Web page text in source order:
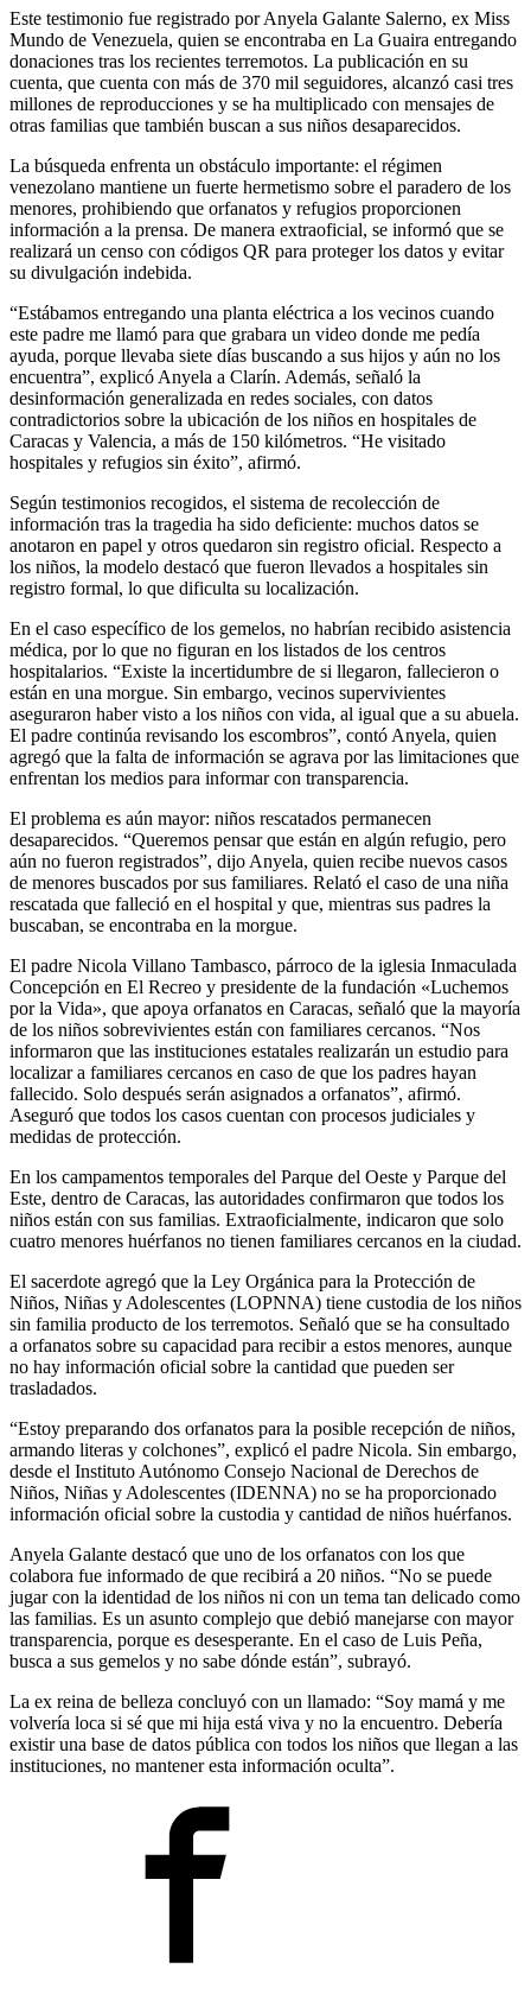
Este testimonio fue registrado por Anyela Galante Salerno, ex Miss
Mundo de Venezuela, quien se encontraba en La Guaira entregando
donaciones tras los recientes terremotos. La publicación en su
cuenta, que cuenta con más de 370 mil seguidores, alcanzó casi tres
millones de reproducciones y se ha multiplicado con mensajes de
otras familias que también buscan a sus niños desaparecidos.
La búsqueda enfrenta un obstáculo importante: el régimen
venezolano mantiene un fuerte hermetismo sobre el paradero de los
menores, prohibiendo que orfanatos y refugios proporcionen
información a la prensa. De manera extraoficial, se informó que se
realizará un censo con códigos QR para proteger los datos y evitar
su divulgación indebida.
“Estábamos entregando una planta eléctrica a los vecinos cuando
este padre me llamó para que grabara un video donde me pedía
ayuda, porque llevaba siete días buscando a sus hijos y aún no los
encuentra”, explicó Anyela a Clarín. Además, señaló la
desinformación generalizada en redes sociales, con datos
contradictorios sobre la ubicación de los niños en hospitales de
Caracas y Valencia, a más de 150 kilómetros. “He visitado
hospitales y refugios sin éxito”, afirmó.
Según testimonios recogidos, el sistema de recolección de
información tras la tragedia ha sido deficiente: muchos datos se
anotaron en papel y otros quedaron sin registro oficial. Respecto a
los niños, la modelo destacó que fueron llevados a hospitales sin
registro formal, lo que dificulta su localización.
En el caso específico de los gemelos, no habrían recibido asistencia
médica, por lo que no figuran en los listados de los centros
hospitalarios. “Existe la incertidumbre de si llegaron, fallecieron o
están en una morgue. Sin embargo, vecinos supervivientes
aseguraron haber visto a los niños con vida, al igual que a su abuela.
El padre continúa revisando los escombros”, contó Anyela, quien
agregó que la falta de información se agrava por las limitaciones que
enfrentan los medios para informar con transparencia.
El problema es aún mayor: niños rescatados permanecen
desaparecidos. “Queremos pensar que están en algún refugio, pero
aún no fueron registrados”, dijo Anyela, quien recibe nuevos casos
de menores buscados por sus familiares. Relató el caso de una niña
rescatada que falleció en el hospital y que, mientras sus padres la
buscaban, se encontraba en la morgue.
El padre Nicola Villano Tambasco, párroco de la iglesia Inmaculada
Concepción en El Recreo y presidente de la fundación «Luchemos
por la Vida», que apoya orfanatos en Caracas, señaló que la mayoría
de los niños sobrevivientes están con familiares cercanos. “Nos
informaron que las instituciones estatales realizarán un estudio para
localizar a familiares cercanos en caso de que los padres hayan
fallecido. Solo después serán asignados a orfanatos”, afirmó.
Aseguró que todos los casos cuentan con procesos judiciales y
medidas de protección.
En los campamentos temporales del Parque del Oeste y Parque del
Este, dentro de Caracas, las autoridades confirmaron que todos los
niños están con sus familias. Extraoficialmente, indicaron que solo
cuatro menores huérfanos no tienen familiares cercanos en la ciudad.
El sacerdote agregó que la Ley Orgánica para la Protección de
Niños, Niñas y Adolescentes (LOPNNA) tiene custodia de los niños
sin familia producto de los terremotos. Señaló que se ha consultado
a orfanatos sobre su capacidad para recibir a estos menores, aunque
no hay información oficial sobre la cantidad que pueden ser
trasladados.
“Estoy preparando dos orfanatos para la posible recepción de niños,
armando literas y colchones”, explicó el padre Nicola. Sin embargo,
desde el Instituto Autónomo Consejo Nacional de Derechos de
Niños, Niñas y Adolescentes (IDENNA) no se ha proporcionado
información oficial sobre la custodia y cantidad de niños huérfanos.
Anyela Galante destacó que uno de los orfanatos con los que
colabora fue informado de que recibirá a 20 niños. “No se puede
jugar con la identidad de los niños ni con un tema tan delicado como
las familias. Es un asunto complejo que debió manejarse con mayor
transparencia, porque es desesperante. En el caso de Luis Peña,
busca a sus gemelos y no sabe dónde están”, subrayó.
La ex reina de belleza concluyó con un llamado: “Soy mamá y me
volvería loca si sé que mi hija está viva y no la encuentro. Debería
existir una base de datos pública con todos los niños que llegan a las
instituciones, no mantener esta información oculta”.